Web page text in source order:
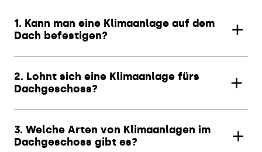
1. Kann man eine Klimaanlage auf dem
Dach befestigen?
2. Lohnt sich eine Klimaanlage fürs
Dachgeschoss?
3. Welche Arten von Klimaanlagen im
Dachgeschoss gibt es?